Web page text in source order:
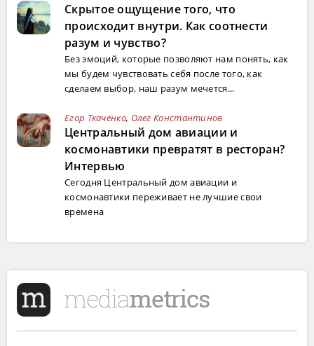
Скрытое ощущение того, что
происходит внутри. Как соотнести
разум и чувство?
Без эмоций, которые позволяют нам понять, как
мы будем чувствовать себя после того, как
сделаем выбор, наш разум мечется...
Егор Ткаченко, Олег Константинов
Центральный дом авиации и
космонавтики превратят в ресторан?
Интервью
Сегодня Центральный дом авиации и
космонавтики переживает не лучшие свои
времена